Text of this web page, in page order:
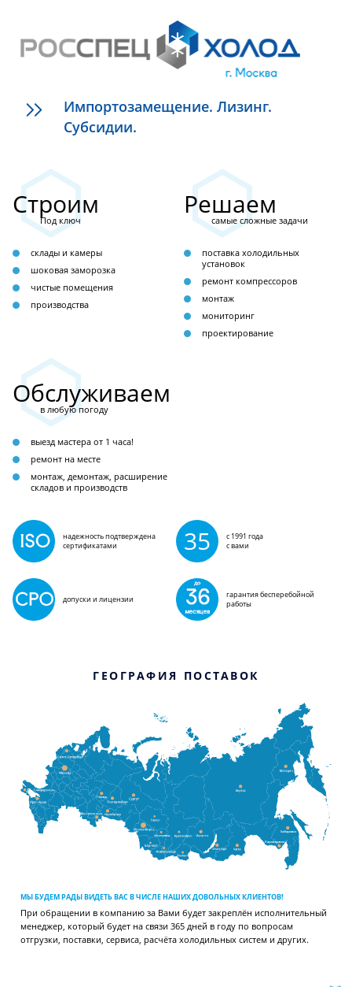
Импортозамещение. Лизинг.
Субсидии.
Строим
Под ключ
склады и камеры
шоковая заморозка
чистые помещения
производства
Решаем
самые сложные задачи
поставка холодильных
установок
ремонт компрессоров
монтаж
мониторинг
проектирование
Обслуживаем
в любую погоду
выезд мастера от 1 часа!
ремонт на месте
монтаж, демонтаж, расширение
складов и производств
надежность подтверждена
сертификатами
35
с 1991 года
с вами
допуски и лицензии
гарантия бесперебойной
работы
ГЕОГРАФИЯ ПОСТАВОК
МЫ БУДЕМ РАДЫ ВИДЕТЬ ВАС В ЧИСЛЕ НАШИХ ДОВОЛЬНЫХ КЛИЕНТОВ!
При обращении в компанию за Вами будет закреплён исполнительный
менеджер, который будет на связи 365 дней в году по вопросам
отгрузки, поставки, сервиса, расчёта холодильных систем и других.